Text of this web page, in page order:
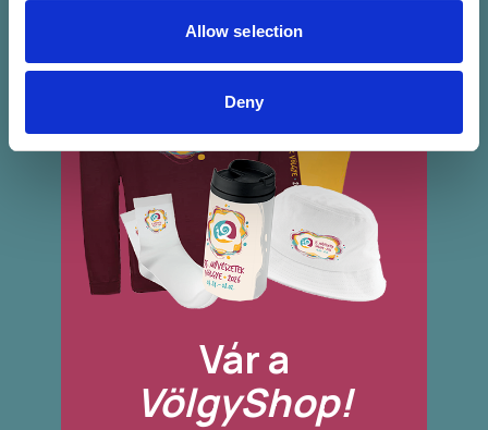
Allow selection
Deny
Vár a
VölgyShop!